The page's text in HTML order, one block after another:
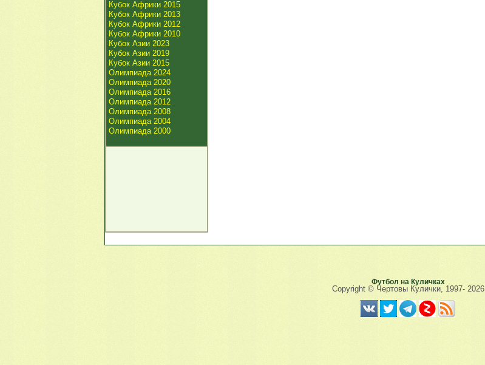
Кубок Африки 2015
Кубок Африки 2013
Кубок Африки 2012
Кубок Африки 2010
Кубок Азии 2023
Кубок Азии 2019
Кубок Азии 2015
Олимпиада 2024
Олимпиада 2020
Олимпиада 2016
Олимпиада 2012
Олимпиада 2008
Олимпиада 2004
Олимпиада 2000
Футбол на Куличках
Copyright © Чертовы Кулички, 1997- 2026